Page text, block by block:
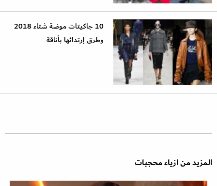
10 جاكيتات موضة شتاء 2018
وطرق إرتدائها بأناقة
المزيد من ازياء محجبات